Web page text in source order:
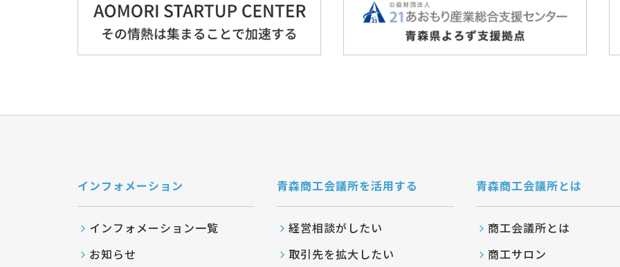
インフォメーション
インフォメーション一覧
お知らせ
青森商工会議所を活用する
経営相談がしたい
取引先を拡大したい
青森商工会議所とは
商工会議所とは
商工サロン